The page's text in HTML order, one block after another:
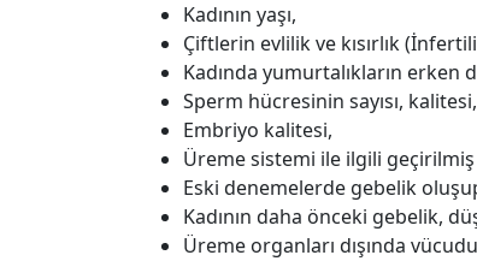
Kadının yaşı,
Çiftlerin evlilik ve kısırlık
Kadında yumurtalıkların
Sperm hücresinin sayısı,
Embriyo kalitesi,
Üreme sistemi ile ilgili
Eski denemelerde gebelik
Kadının daha önceki gebelik,
Üreme organları dışında